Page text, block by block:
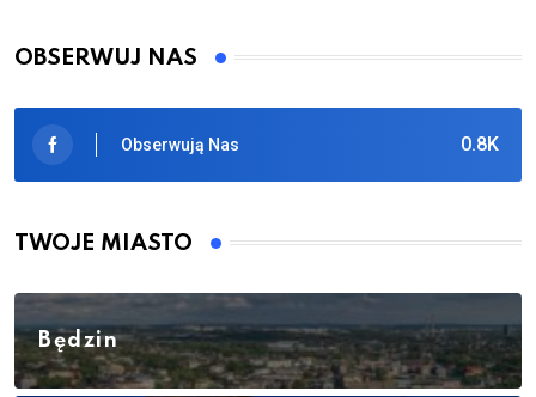
OBSERWUJ NAS
0.8K
Obserwują Nas
TWOJE MIASTO
Będzin